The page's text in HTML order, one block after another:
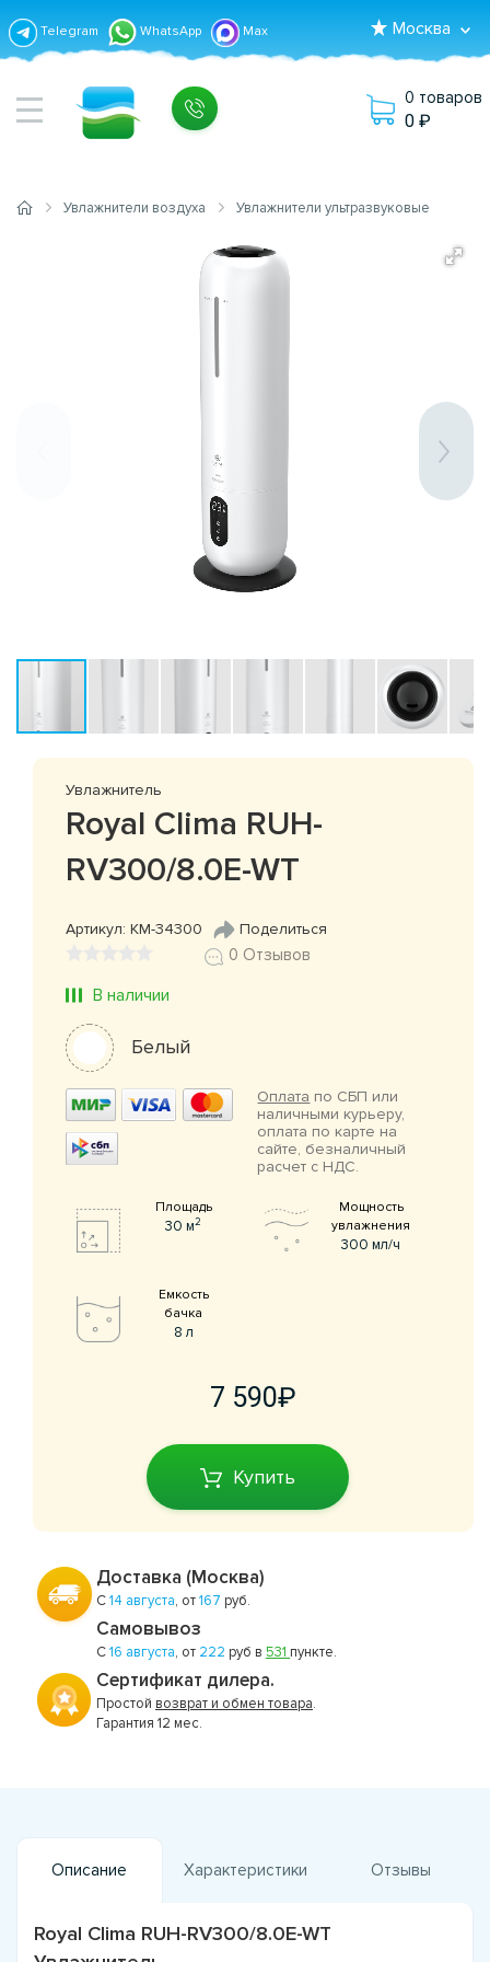
Telegram WhatsApp Max Москва
0 товаров
0
Увлажнители воздуха Увлажнители ультразвуковые
Увлажнитель
Royal Clima RUH-
RV300/8.0E-WT
Артикул: КМ-34300 Поделиться
0 Отзывов
В наличии
Белый
Оплата по СБП или
наличными курьеру,
оплата по карте на
сайте, безналичный
расчет с НДС.
Площадь
30 м2
Мощность
увлажнения
300 мл/ч
Емкость
бачка
8 л
7 590
Купить
Доставка (Москва)
С14 августа, от167 руб.
Самовывоз
С16 августа, от 222 руб в 531 пункте.
Сертификат дилера.
Простой возврат и обмен товара.
Гарантия 12 мес.
Описание Характеристики Отзывы
Royal Clima RUH-RV300/8.0E-WT